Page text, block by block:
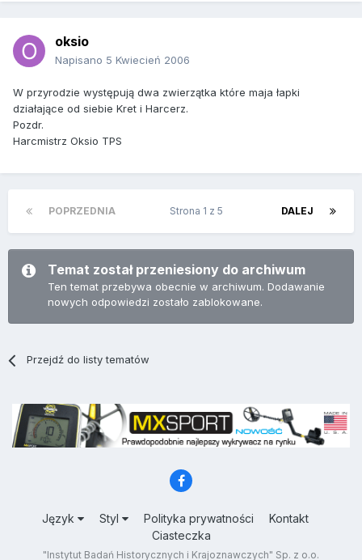
oksio
Napisano 5 Kwiecień 2006
W przyrodzie występują dwa zwierzątka które maja łapki
działające od siebie Kret i Harcerz.
Pozdr.
Harcmistrz Oksio TPS
POPRZEDNIA DALEJ
Strona 1 z 5
Temat został przeniesiony do archiwum
Ten temat przebywa obecnie w archiwum. Dodawanie
nowych odpowiedzi zostało zablokowane.
Przejdź do listy tematów
Język Styl Polityka prywatności
Kontakt
Ciasteczka
"Instytut Badań Historycznych i Krajoznawczych" Sp. z o.o.